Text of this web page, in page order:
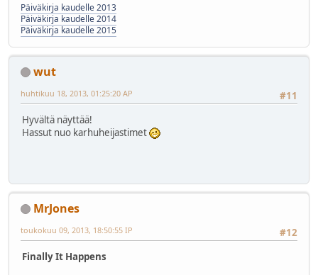
Päiväkirja kaudelle 2013
Päiväkirja kaudelle 2014
Päiväkirja kaudelle 2015
wut
#11
huhtikuu 18, 2013, 01:25:20 AP
Hyvältä näyttää!
Hassut nuo karhuheijastimet
MrJones
#12
toukokuu 09, 2013, 18:50:55 IP
Finally It Happens